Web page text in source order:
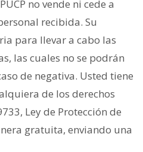
no vende ni cede a
recibida. Su
para llevar a cabo las
las cuales no se podrán
de negativa. Usted tiene
de los derechos
Ley de Protección de
gratuita, enviando una